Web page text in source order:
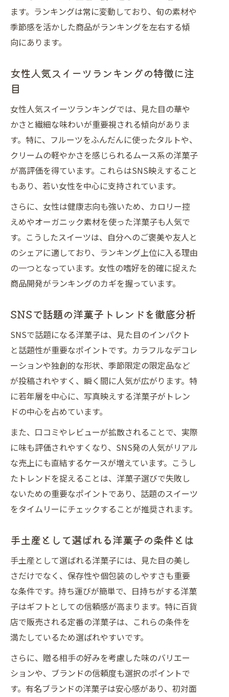
ます。ランキングは常に変動しており、旬の素材や
季節感を活かした商品がランキングを左右する傾
向にあります。
女性人気スイーツランキングの特徴に注
目
女性人気スイーツランキングでは、見た目の華や
かさと繊細な味わいが重要視される傾向がありま
す。特に、フルーツをふんだんに使ったタルトや、
クリームの軽やかさを感じられるムース系の洋菓子
が高評価を得ています。これらはSNS映えすること
もあり、若い女性を中心に支持されています。
さらに、女性は健康志向も強いため、カロリー控
えめやオーガニック素材を使った洋菓子も人気で
す。こうしたスイーツは、自分へのご褒美や友人と
のシェアに適しており、ランキング上位に入る理由
の一つとなっています。女性の嗜好を的確に捉えた
商品開発がランキングのカギを握っています。
SNSで話題の洋菓子トレンドを徹底分析
SNSで話題になる洋菓子は、見た目のインパクト
と話題性が重要なポイントです。カラフルなデコレ
ーションや独創的な形状、季節限定の限定品など
が投稿されやすく、瞬く間に人気が広がります。特
に若年層を中心に、写真映えする洋菓子がトレン
ドの中心を占めています。
また、口コミやレビューが拡散されることで、実際
に味も評価されやすくなり、SNS発の人気がリアル
な売上にも直結するケースが増えています。こうし
たトレンドを捉えることは、洋菓子選びで失敗し
ないための重要なポイントであり、話題のスイーツ
をタイムリーにチェックすることが推奨されます。
手土産として選ばれる洋菓子の条件とは
手土産として選ばれる洋菓子には、見た目の美し
さだけでなく、保存性や個包装のしやすさも重要
な条件です。持ち運びが簡単で、日持ちがする洋菓
子はギフトとしての信頼感が高まります。特に百貨
店で販売される定番の洋菓子は、これらの条件を
満たしているため選ばれやすいです。
さらに、贈る相手の好みを考慮した味のバリエー
ションや、ブランドの信頼度も選択のポイントで
す。有名ブランドの洋菓子は安心感があり、初対面